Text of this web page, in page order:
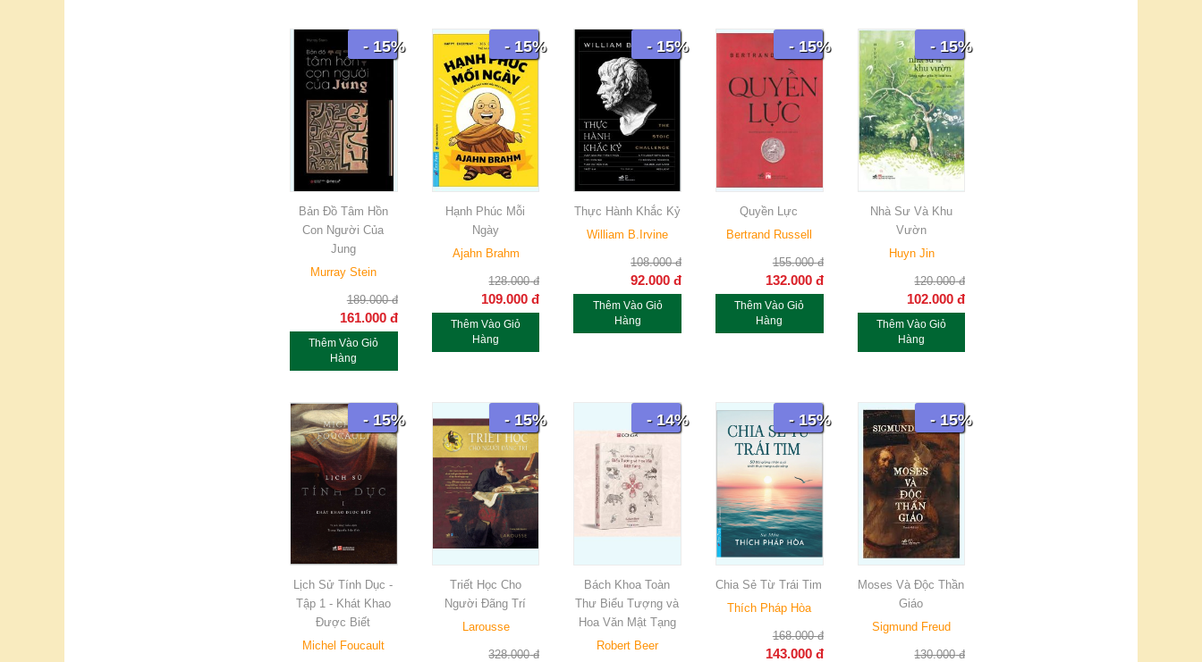
- 15%
Bản Đồ Tâm Hồn
Con Người Của
Jung
Murray Stein
189.000 đ
161.000 đ
Thêm Vào Giỏ
Hàng
- 15%
Hạnh Phúc Mỗi
Ngày
Ajahn Brahm
128.000 đ
109.000 đ
Thêm Vào Giỏ
Hàng
- 15%
Thực Hành Khắc Kỷ
William B.Irvine
108.000 đ
92.000 đ
Thêm Vào Giỏ
Hàng
- 15%
Quyền Lực
Bertrand Russell
155.000 đ
132.000 đ
Thêm Vào Giỏ
Hàng
- 15%
Nhà Sư Và Khu
Vườn
Huyn Jin
120.000 đ
102.000 đ
Thêm Vào Giỏ
Hàng
- 15%
Lịch Sử Tính Dục -
Tập 1 - Khát Khao
Được Biết
Michel Foucault
- 15%
Triết Học Cho
Người Đãng Trí
Larousse
328.000 đ
- 14%
Bách Khoa Toàn
Thư Biểu Tượng và
Hoa Văn Mật Tạng
Robert Beer
- 15%
Chia Sẻ Từ Trái Tim
Thích Pháp Hòa
168.000 đ
143.000 đ
- 15%
Moses Và Độc Thần
Giáo
Sigmund Freud
130.000 đ